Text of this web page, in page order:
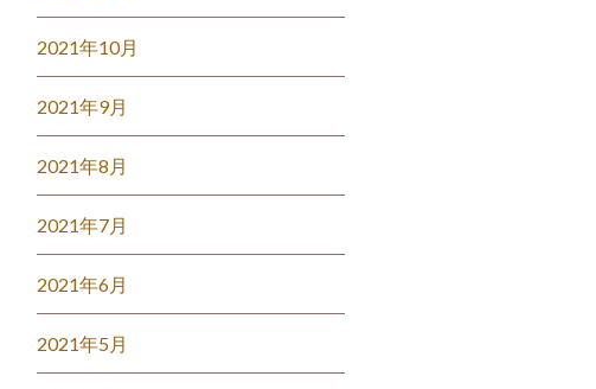
2021年10月
2021年9月
2021年8月
2021年7月
2021年6月
2021年5月